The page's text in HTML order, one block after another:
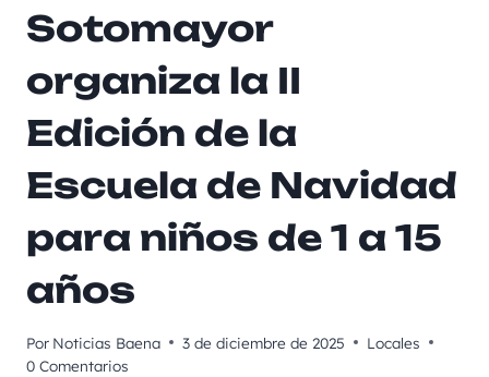
Sotomayor
organiza la II
Edición de la
Escuela de Navidad
para niños de 1 a 15
años
Por Noticias Baena 3 de diciembre de 2025
Locales
0 Comentarios